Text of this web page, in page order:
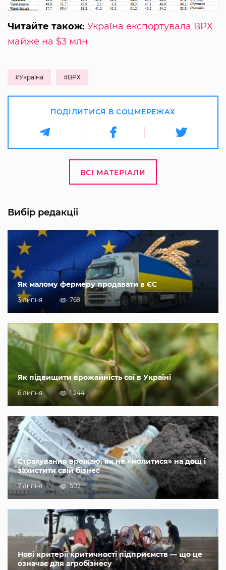
Читайте також: Україна експортувала ВРХ
майже на $3 млн
#Україна #ВРХ
ПОДІЛИТИСЯ В СОЦМЕРЕЖАХ
ВСІ МАТЕРІАЛИ
Вибір редакції
Як малому фермеру продавати в ЄС
3 липня 769
Як підвищити врожайність сої в Україні
6 липня 1 244
Страхування врожаю, як не «молитися» на дощ і
захистити свій бізнес
7 липня 502
Нові критерії критичності підприємств — що це
означає для агробізнесу